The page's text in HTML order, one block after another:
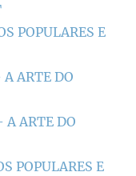
POPULARES E
ARTE DO
ARTE DO
POPULARES E